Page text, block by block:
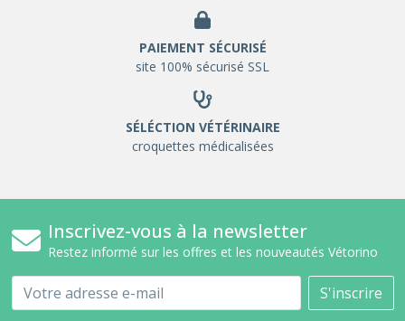
PAIEMENT SÉCURISÉ
site 100% sécurisé SSL
SÉLÉCTION VÉTÉRINAIRE
croquettes médicalisées
Inscrivez-vous à la newsletter
Restez informé sur les offres et les nouveautés Vétorino
Email S'inscrire